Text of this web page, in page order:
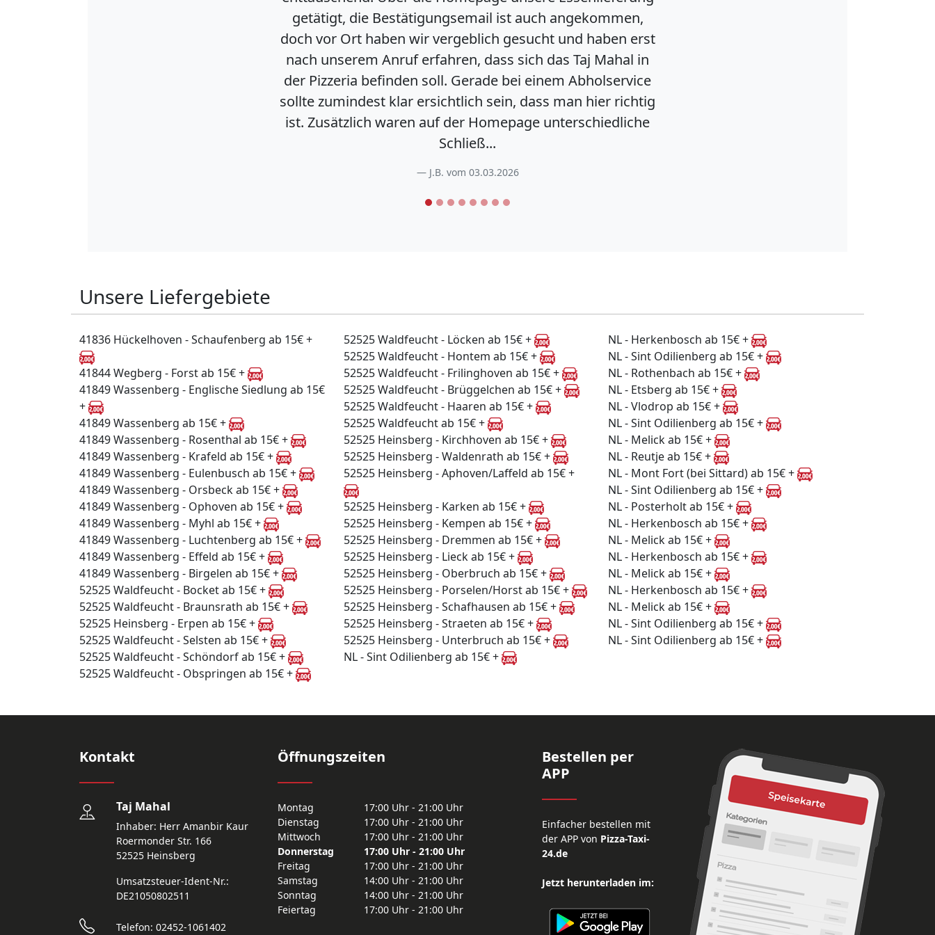
getätigt, die Bestätigungsemail ist auch angekommen,
doch vor Ort haben wir vergeblich gesucht und haben erst
nach unserem Anruf erfahren, dass sich das Taj Mahal in
der Pizzeria befinden soll. Gerade bei einem Abholservice
sollte zumindest klar ersichtlich sein, dass man hier richtig
ist. Zusätzlich waren auf der Homepage unterschiedliche
Schließ...
J.B. vom 03.03.2026
Unsere Liefergebiete
41836 Hückelhoven - Schaufenberg ab 15€ +
41844 Wegberg - Forst ab 15€ +
41849 Wassenberg - Englische Siedlung ab 15€
+
41849 Wassenberg ab 15€ +
41849 Wassenberg - Rosenthal ab 15€ +
41849 Wassenberg - Krafeld ab 15€ +
41849 Wassenberg - Eulenbusch ab 15€ +
41849 Wassenberg - Orsbeck ab 15€ +
41849 Wassenberg - Ophoven ab 15€ +
41849 Wassenberg - Myhl ab 15€ +
41849 Wassenberg - Luchtenberg ab 15€ +
41849 Wassenberg - Effeld ab 15€ +
41849 Wassenberg - Birgelen ab 15€ +
52525 Waldfeucht - Bocket ab 15€ +
52525 Waldfeucht - Braunsrath ab 15€ +
52525 Heinsberg - Erpen ab 15€ +
52525 Waldfeucht - Selsten ab 15€ +
52525 Waldfeucht - Schöndorf ab 15€ +
52525 Waldfeucht - Obspringen ab 15€ +
52525 Waldfeucht - Löcken ab 15€ +
52525 Waldfeucht - Hontem ab 15€ +
52525 Waldfeucht - Frilinghoven ab 15€ +
52525 Waldfeucht - Brüggelchen ab 15€ +
52525 Waldfeucht - Haaren ab 15€ +
52525 Waldfeucht ab 15€ +
52525 Heinsberg - Kirchhoven ab 15€ +
52525 Heinsberg - Waldenrath ab 15€ +
52525 Heinsberg - Aphoven/Laffeld ab 15€ +
52525 Heinsberg - Karken ab 15€ +
52525 Heinsberg - Kempen ab 15€ +
52525 Heinsberg - Dremmen ab 15€ +
52525 Heinsberg - Lieck ab 15€ +
52525 Heinsberg - Oberbruch ab 15€ +
52525 Heinsberg - Porselen/Horst ab 15€ +
52525 Heinsberg - Schafhausen ab 15€ +
52525 Heinsberg - Straeten ab 15€ +
52525 Heinsberg - Unterbruch ab 15€ +
NL - Sint Odilienberg ab 15€ +
NL - Herkenbosch ab 15€ +
NL - Sint Odilienberg ab 15€ +
NL - Rothenbach ab 15€ +
NL - Etsberg ab 15€ +
NL - Vlodrop ab 15€ +
NL - Sint Odilienberg ab 15€ +
NL - Melick ab 15€ +
NL - Reutje ab 15€ +
NL - Mont Fort (bei Sittard) ab 15€ +
NL - Sint Odilienberg ab 15€ +
NL - Posterholt ab 15€ +
NL - Herkenbosch ab 15€ +
NL - Melick ab 15€ +
NL - Herkenbosch ab 15€ +
NL - Melick ab 15€ +
NL - Herkenbosch ab 15€ +
NL - Melick ab 15€ +
NL - Sint Odilienberg ab 15€ +
NL - Sint Odilienberg ab 15€ +
Kontakt
Taj Mahal
Inhaber: Herr Amanbir Kaur
Roermonder Str. 166
52525 Heinsberg
Umsatzsteuer-Ident-Nr.:
DE21050802511
Telefon: 02452-1061402
Öffnungszeiten
Montag
17:00 Uhr - 21:00 Uhr
Dienstag
17:00 Uhr - 21:00 Uhr
Mittwoch
17:00 Uhr - 21:00 Uhr
Donnerstag
17:00 Uhr - 21:00 Uhr
Freitag
17:00 Uhr - 21:00 Uhr
Samstag
14:00 Uhr - 21:00 Uhr
Sonntag
14:00 Uhr - 21:00 Uhr
Feiertag
17:00 Uhr - 21:00 Uhr
Bestellen per
APP
Einfacher bestellen mit
der APP von Pizza-Taxi-
24.de
Jetzt herunterladen im: